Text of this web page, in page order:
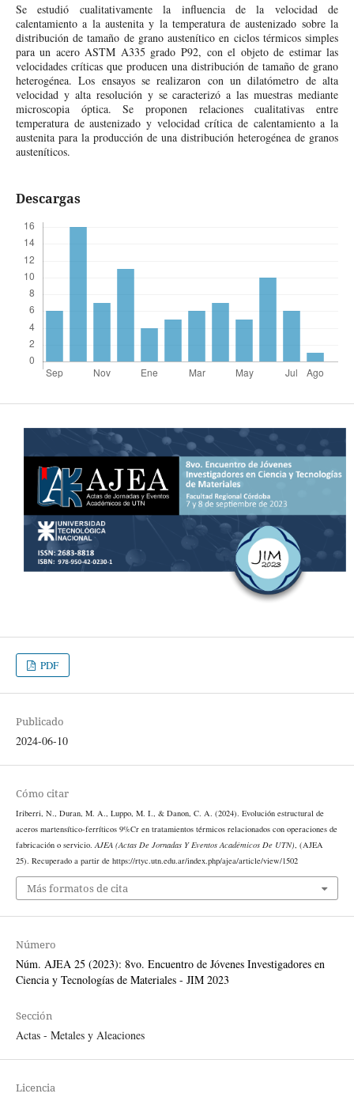
Se estudió cualitativamente la influencia de la velocidad de
calentamiento a la austenita y la temperatura de austenizado sobre la
distribución de tamaño de grano austenítico en ciclos térmicos simples
para un acero ASTM A335 grado P92, con el objeto de estimar las
velocidades críticas que producen una distribución de tamaño de grano
heterogénea. Los ensayos se realizaron con un dilatómetro de alta
velocidad y alta resolución y se caracterizó a las muestras mediante
microscopia óptica. Se proponen relaciones cualitativas entre
temperatura de austenizado y velocidad crítica de calentamiento a la
austenita para la producción de una distribución heterogénea de granos
austeníticos.
Descargas
PDF
Publicado
2024-06-10
Cómo citar
Iriberri, N., Duran, M. A., Luppo, M. I., & Danon, C. A. (2024). Evolución estructural de
aceros martensítico-ferríticos 9%Cr en tratamientos térmicos relacionados con operaciones de
fabricación o servicio.AJEA (Actas De Jornadas Y Eventos Académicos De UTN), (AJEA
25). Recuperado a partir de https://rtyc.utn.edu.ar/index.php/ajea/article/view/1502
Más formatos de cita
Número
Núm. AJEA 25 (2023): 8vo. Encuentro de Jóvenes Investigadores en
Ciencia y Tecnologías de Materiales - JIM 2023
Sección
Actas - Metales y Aleaciones
Licencia